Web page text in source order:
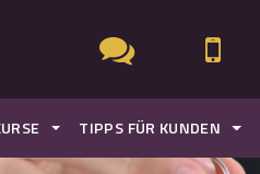
TIPPS FÜR KUNDEN